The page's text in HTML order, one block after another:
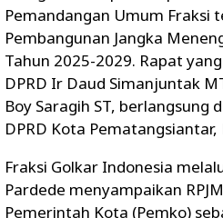
Pemandangan Umum Fraksi
Pembangunan Jangka
Tahun 2025-2029. Rapat
DPRD Ir Daud Simanjuntak
Boy Saragih ST, berlangsung
DPRD Kota
Fraksi Golkar Indonesia
Pardede menyampaikan
Pemerintah Kota (Pemko)